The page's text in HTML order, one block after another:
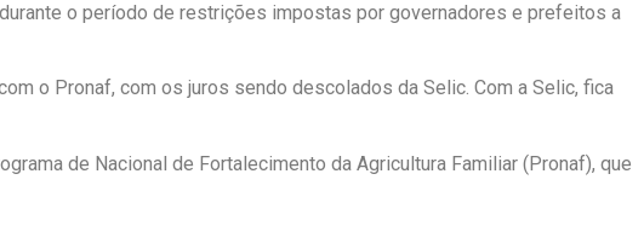
o período de restrições impostas por governadores e prefeitos a
o Pronaf, com os juros sendo descolados da Selic. Com a Selic, fica
de Nacional de Fortalecimento da Agricultura Familiar (Pronaf), que